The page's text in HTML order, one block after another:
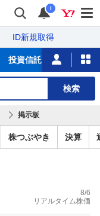
i
ID新規取得
投資信託 ニュース
検索
掲示板
株つぶやき 決算
8/6
リアルタイム株価